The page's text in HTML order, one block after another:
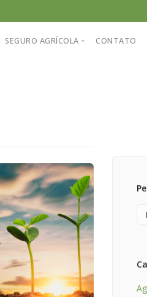
SEGURO AGRÍCOLA
Cotação de seguro agrícola
CONTATO